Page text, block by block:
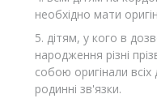
необхідно мати
5. дітям, у кого в
народження різні
собою оригінали
родинні зв'язки.